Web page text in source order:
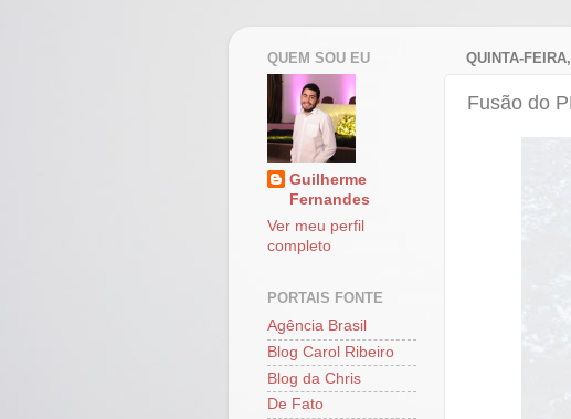
QUINTA-
Fusão do
QUEM SOU EU
Guilherme
Fernandes
Ver meu perfil
completo
PORTAIS FONTE
Agência Brasil
Blog Carol Ribeiro
Blog da Chris
De Fato